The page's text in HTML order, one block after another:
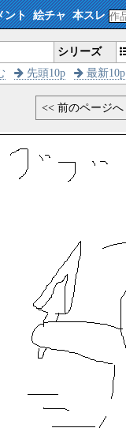
ント 絵チャ 本スレ
シリーズ
先頭10p 最新10p
<< 前のページへ